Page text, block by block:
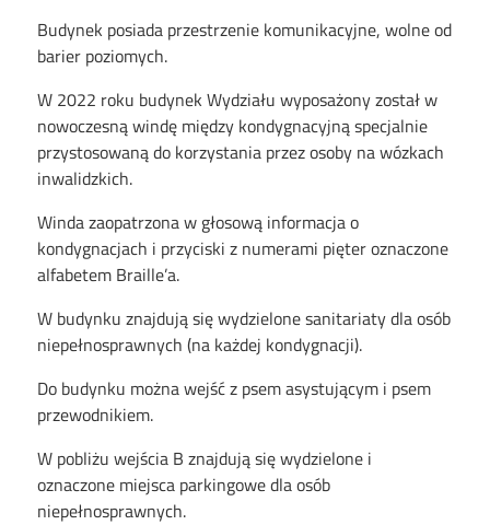
Budynek posiada przestrzenie komunikacyjne, wolne od
barier poziomych.
W 2022 roku budynek Wydziału wyposażony został w
nowoczesną windę między kondygnacyjną specjalnie
przystosowaną do korzystania przez osoby na wózkach
inwalidzkich.
Winda zaopatrzona w głosową informacja o
kondygnacjach i przyciski z numerami pięter oznaczone
alfabetem Braille’a.
W budynku znajdują się wydzielone sanitariaty dla osób
niepełnosprawnych (na każdej kondygnacji).
Do budynku można wejść z psem asystującym i psem
przewodnikiem.
W pobliżu wejścia B znajdują się wydzielone i
oznaczone miejsca parkingowe dla osób
niepełnosprawnych.